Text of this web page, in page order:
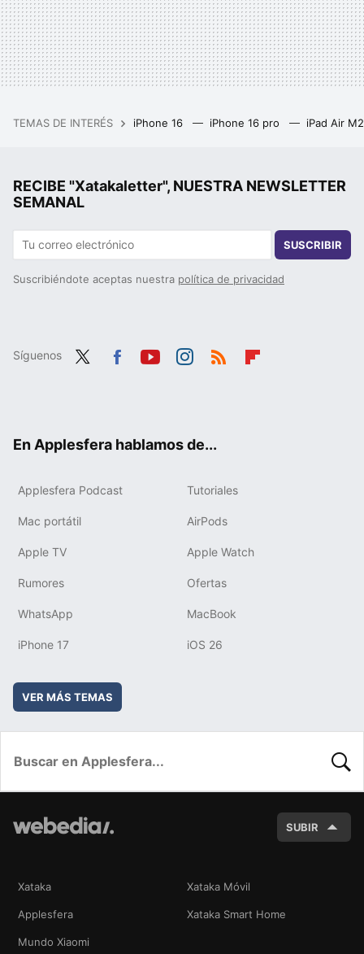
TEMAS DE INTERÉS iPhone 16 iPhone 16 pro iPad Air
RECIBE "Xatakaletter", NUESTRA NEWSLETTER
SEMANAL
SUSCRIBIR
Suscribiéndote aceptas nuestra política de privacidad
Síguenos
En Applesfera hablamos de...
Applesfera Podcast Tutoriales
Mac portátil AirPods
Apple TV Apple Watch
Rumores Ofertas
WhatsApp MacBook
iPhone 17 iOS 26
VER MÁS TEMAS
SUBIR
Xataka Xataka Móvil
Applesfera Xataka Smart Home
Mundo Xiaomi